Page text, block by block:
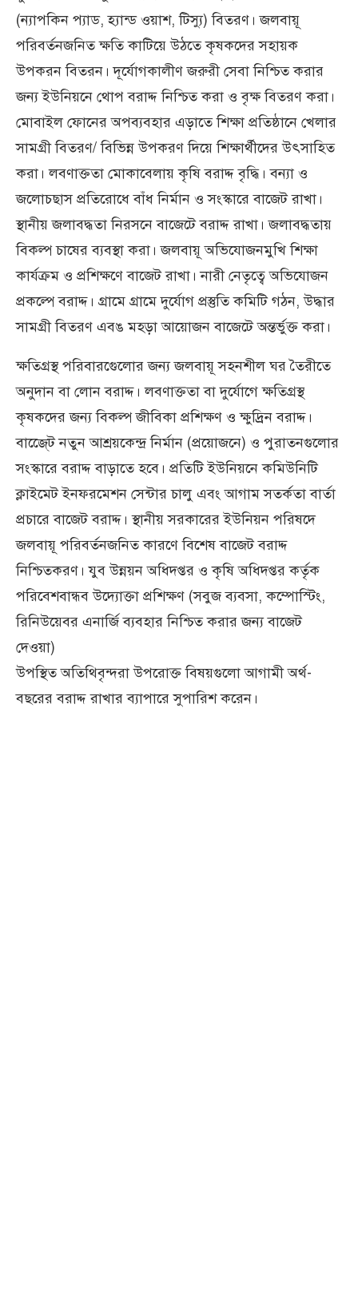
(ন্যাপকিন প্যাড, হ্যান্ড ওয়াশ, টিস্যু) বিতরণ। জলবায়ূ
পরিবর্তনজনিত ক্ষতি কাটিয়ে উঠতে কৃষকদের সহায়ক
উপকরন বিতরন। দূর্যোগকালীণ জরুরী সেবা নিশ্চিত করার
জন্য ইউনিয়নে থোপ বরাদ্দ নিশ্চিত করা ও বৃক্ষ বিতরণ করা।
মোবাইল ফোনের অপব্যবহার এড়াতে শিক্ষা প্রতিষ্ঠানে খেলার
সামগ্রী বিতরণ/ বিভিন্ন উপকরণ দিয়ে শিক্ষার্থীদের উৎসাহিত
করা। লবণাক্ততা মোকাবেলায় কৃষি বরাদ্দ বৃদ্ধি। বন্যা ও
জলোচছাস প্রতিরোধে বাঁধ নির্মান ও সংস্কারে বাজেট রাখা।
স্থানীয় জলাবদ্ধতা নিরসনে বাজেটে বরাদ্দ রাখা। জলাবদ্ধতায়
বিকল্প চাষের ব্যবস্থা করা। জলবায়ূ অভিযোজনমুখি শিক্ষা
কার্যক্রম ও প্রশিক্ষণে বাজেট রাখা। নারী নেতৃত্বে অভিযোজন
প্রকল্পে বরাদ্দ। গ্রামে গ্রামে দুর্যোগ প্রস্তুতি কমিটি গঠন, উদ্ধার
সামগ্রী বিতরণ এবঙ মহড়া আয়োজন বাজেটে অন্তর্ভুক্ত করা।
ক্ষতিগ্রস্থ পরিবারগেুলোর জন্য জলবায়ূ সহনশীল ঘর তৈরীতে
অনুদান বা লোন বরাদ্দ। লবণাক্ততা বা দুর্যোগে ক্ষতিগ্রস্থ
কৃষকদের জন্য বিকল্প জীবিকা প্রশিক্ষণ ও ক্ষুদ্র্রিন বরাদ্দ।
বাজে্েট নতুন আশ্রয়কেন্দ্র নির্মান (প্রয়োজনে) ও পুরাতনগুলোর
সংস্কারে বরাদ্দ বাড়াতে হবে। প্রতিটি ইউনিয়নে কমিউনিটি
ক্লাইমেট ইনফরমেশন সেন্টার চালু এবং আগাম সতর্কতা বার্তা
প্রচারে বাজেট বরাদ্দ। স্থানীয় সরকারের ইউনিয়ন পরিষদে
জলবায়ূ পরিবর্তনজনিত কারণে বিশেষ বাজেট বরাদ্দ
নিশ্চিতকরণ। যুব উন্নয়ন অধিদপ্তর ও কৃষি অধিদপ্তর কর্তৃক
পরিবেশবান্ধব উদ্যোক্তা প্রশিক্ষণ (সবুজ ব্যবসা, কম্পোস্টিং,
রিনিউয়েবর এনার্জি ব্যবহার নিশ্চিত করার জন্য বাজেট
দেওয়া)
উপস্থিত অতিথিবৃন্দরা উপরোক্ত বিষয়গুলো আগামী অর্থ-
বছরের বরাদ্দ রাখার ব্যাপারে সুপারিশ করেন।